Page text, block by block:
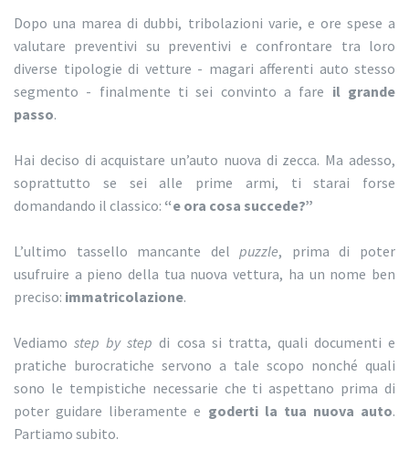
Dopo una marea di dubbi, tribolazioni varie, e ore spese a
valutare preventivi su preventivi e confrontare tra loro
diverse tipologie di vetture - magari afferenti auto stesso
segmento - finalmente ti sei convinto a fare il grande
passo.
Hai deciso di acquistare un’auto nuova di zecca. Ma adesso,
soprattutto se sei alle prime armi, ti starai forse
domandando il classico: “e ora cosa succede?”
L’ultimo tassello mancante delpuzzle, prima di poter
usufruire a pieno della tua nuova vettura, ha un nome ben
preciso: immatricolazione.
Vediamostep by step di cosa si tratta, quali documenti e
pratiche burocratiche servono a tale scopo nonché quali
sono le tempistiche necessarie che ti aspettano prima di
poter guidare liberamente e goderti la tua nuova auto.
Partiamo subito.